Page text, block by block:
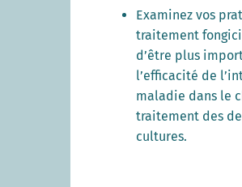
Examinez vos
traitement
d’être plus
l’efficacité de
maladie dans le
traitement des
cultures.